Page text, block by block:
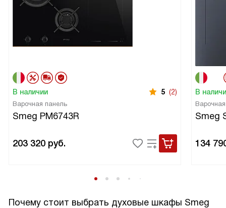
В наличии 5 (2)
Варочная панель
Smeg PM6743R
203 320 руб.
В
Smeg
134
Почему стоит выбрать духовые шкафы Smeg